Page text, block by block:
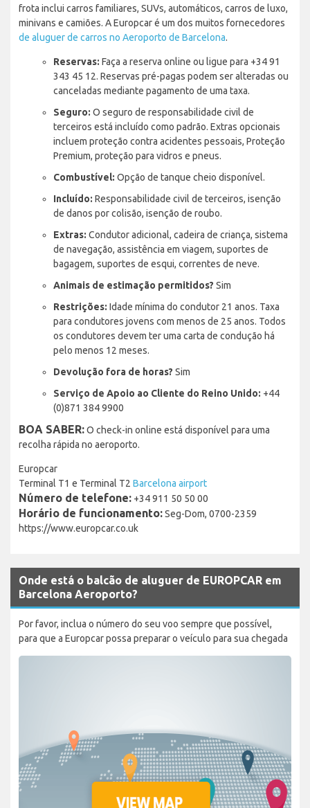
frota inclui carros familiares, SUVs, automáticos, carros de luxo,
minivans e camiões. A Europcar é um dos muitos fornecedores
de aluguer de carros no Aeroporto de Barcelona.
Reservas: Faça a reserva online ou ligue para +34 91
343 45 12. Reservas pré-pagas podem ser alteradas ou
canceladas mediante pagamento de uma taxa.
Seguro: O seguro de responsabilidade civil de
terceiros está incluído como padrão. Extras opcionais
incluem proteção contra acidentes pessoais, Proteção
Premium, proteção para vidros e pneus.
Combustível: Opção de tanque cheio disponível.
Incluído: Responsabilidade civil de terceiros, isenção
de danos por colisão, isenção de roubo.
Extras: Condutor adicional, cadeira de criança, sistema
de navegação, assistência em viagem, suportes de
bagagem, suportes de esqui, correntes de neve.
Animais de estimação permitidos? Sim
Restrições: Idade mínima do condutor 21 anos. Taxa
para condutores jovens com menos de 25 anos. Todos
os condutores devem ter uma carta de condução há
pelo menos 12 meses.
Devolução fora de horas? Sim
Serviço de Apoio ao Cliente do Reino Unido: +44
(0)871 384 9900
BOA SABER:O check-in online está disponível para uma
recolha rápida no aeroporto.
Europcar
Terminal T1 e Terminal T2 Barcelona airport
Número de telefone: +34 911 50 50 00
Horário de funcionamento:Seg-Dom, 0700-2359
https://www.europcar.co.uk
Onde está o balcão de aluguer de EUROPCAR em
Barcelona Aeroporto?
Por favor, inclua o número do seu voo sempre que possível,
para que a Europcar possa preparar o veículo para sua chegada